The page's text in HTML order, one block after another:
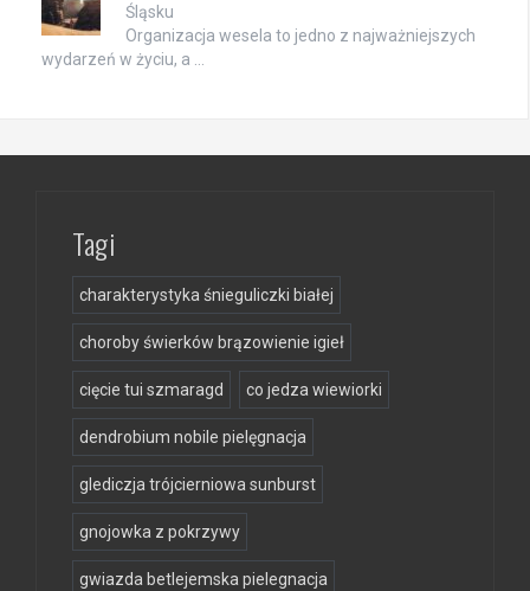
Śląsku
Organizacja wesela to jedno z najważniejszych
wydarzeń w życiu, a …
Tagi
charakterystyka śnieguliczki białej
choroby świerków brązowienie igieł
cięcie tui szmaragd co jedza wiewiorki
dendrobium nobile pielęgnacja
glediczja trójcierniowa sunburst
gnojowka z pokrzywy
gwiazda betlejemska pielegnacja